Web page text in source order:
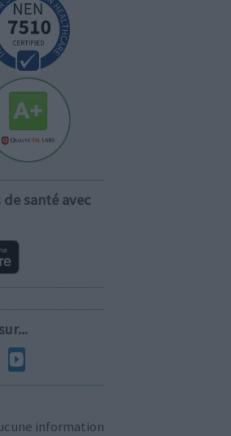
santé avec
information